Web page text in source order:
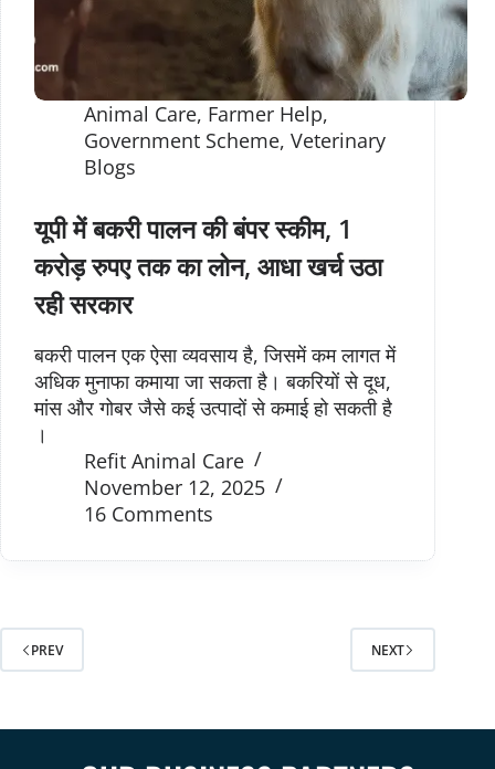
Animal Care, Farmer Help,
Government Scheme, Veterinary
Blogs
यूपी में बकरी पालन की बंपर स्कीम, 1
करोड़ रुपए तक का लोन, आधा खर्च उठा
रही सरकार
बकरी पालन एक ऐसा व्यवसाय है, जिसमें कम लागत में
अधिक मुनाफा कमाया जा सकता है। बकरियों से दूध,
मांस और गोबर जैसे कई उत्पादों से कमाई हो सकती है
।
Refit Animal Care
November 12, 2025
16 Comments
PREV NEXT